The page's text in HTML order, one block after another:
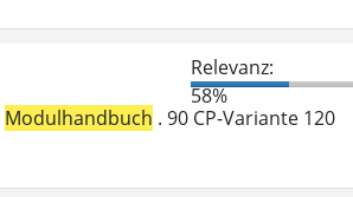
Relevanz:
58%
Modulhandbuch . 90 CP-Variante 120